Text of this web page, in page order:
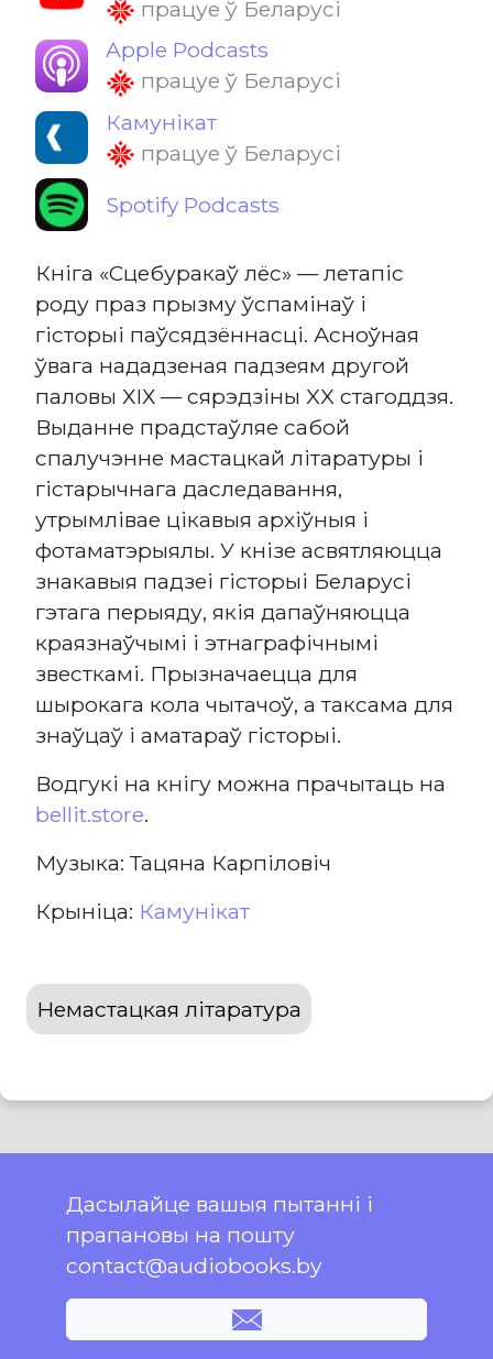
працуе ў Беларусі
Apple Podcasts
працуе ў Беларусі
Камунікат
працуе ў Беларусі
Spotify Podcasts
Кніга «Сцебуракаў лёс» — летапіс
роду праз прызму ўспамінаў і
гісторыі паўсядзённасці. Асноўная
ўвага нададзеная падзеям другой
паловы ХІХ — сярэдзіны XX стагоддзя.
Выданне прадстаўляе сабой
спалучэнне мастацкай літаратуры і
гістарычнага даследавання,
утрымлівае цікавыя архіўныя і
фотаматэрыялы. У кнізе асвятляюцца
знакавыя падзеі гісторыі Беларусі
гэтага перыяду, якія дапаўняюцца
краязнаўчымі і этнаграфічнымі
звесткамі. Прызначаецца для
шырокага кола чытачоў, а таксама для
знаўцаў і аматараў гісторыі.
Водгукі на кнігу можна прачытаць на
bellit.store.
Музыка: Тацяна Карпіловіч
Крыніца: Камунікат
Немастацкая літаратура
Дасылайце вашыя пытанні і
прапановы на пошту
contact@audiobooks.by